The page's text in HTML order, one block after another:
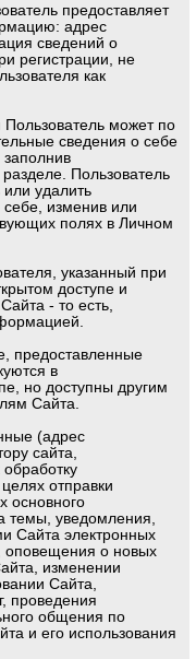
предоставляет
адрес
сведений о
регистрации, не
как
может по
сведения о себе
Пользователь
удалить
изменив или
полях в Личном
указанный при
доступе и
- то есть,
предоставленные
в
но доступны другим
Сайта.
(адрес
сайта,
отправки
основного
темы, уведомления,
Сайта электронных
оповещения о новых
изменении
Сайта,
проведения
общения по
и его использования